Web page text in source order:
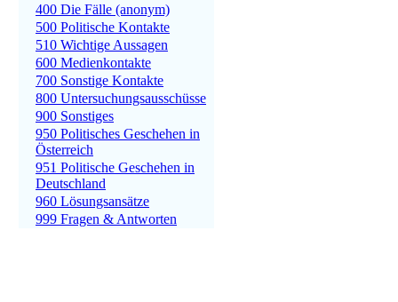
400 Die Fälle (anonym)
500 Politische Kontakte
510 Wichtige Aussagen
600 Medienkontakte
700 Sonstige Kontakte
800 Untersuchungsausschüsse
900 Sonstiges
950 Politisches Geschehen in
Österreich
951 Politische Geschehen in
Deutschland
960 Lösungsansätze
999 Fragen & Antworten